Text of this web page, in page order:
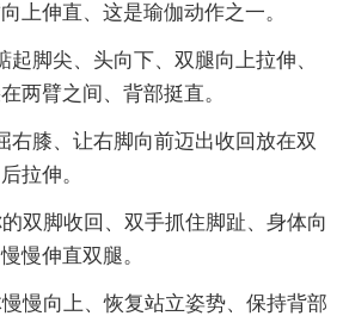
上伸直、这是瑜伽动作之一。
起脚尖、头向下、双腿向上拉伸、
两臂之间、背部挺直。
右膝、让右脚向前迈出收回放在双
拉伸。
双脚收回、双手抓住脚趾、身体向
慢伸直双腿。
慢向上、恢复站立姿势、保持背部